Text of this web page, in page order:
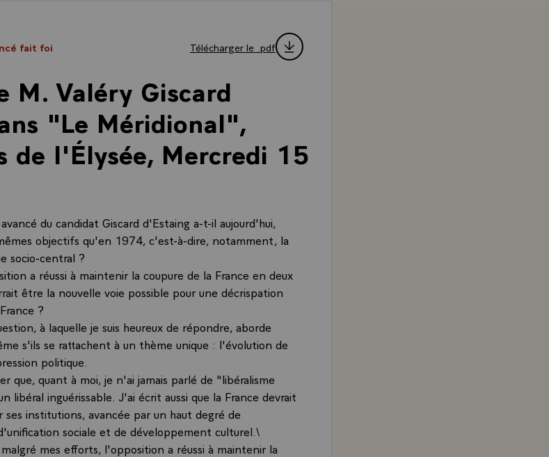
fait foi Télécharger le .pdf
M. Valéry Giscard
"Le Méridional",
de l'Élysée, Mercredi 15
du candidat Giscard d'Estaing a-t-il aujourd'hui,
objectifs qu'en 1974, c'est-à-dire, notamment, la
socio-central ?
a réussi à maintenir la coupure de la France en deux
être la nouvelle voie possible pour une décrispation
?
à laquelle je suis heureux de répondre, aborde
s'ils se rattachent à un thème unique : l'évolution de
politique.
que, quant à moi, je n'ai jamais parlé de "libéralisme
libéral inguérissable. J'ai écrit aussi que la France devrait
institutions, avancée par un haut degré de
sociale et de développement culturel.\
mes efforts, l'opposition a réussi à maintenir la